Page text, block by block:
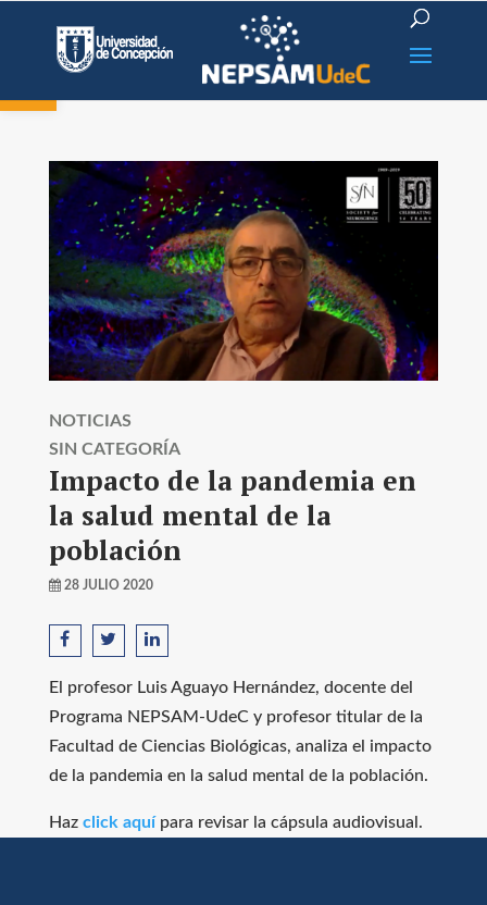
Open toolbar
NOTICIAS
SIN CATEGORÍA
Impacto de la pandemia en
la salud mental de la
población
28 JULIO 2020
El profesor Luis Aguayo Hernández, docente del
Programa NEPSAM-UdeC y profesor titular de la
Facultad de Ciencias Biológicas, analiza el impacto
de la pandemia en la salud mental de la población.
Haz click aquípara revisar la cápsula audiovisual.